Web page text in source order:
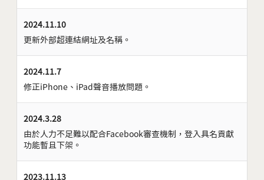
2024.11.10
更新外部超連結網址及名稱。
2024.11.7
修正iPhone、iPad聲音播放問題。
2024.3.28
由於人力不足難以配合Facebook審查機制，登入具名貢獻
功能暫且下架。
2023.11.13